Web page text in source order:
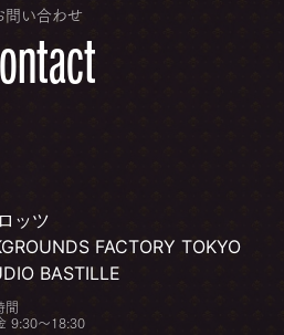
問い合わせ
ッツ
FACTORY TOKYO
BASTILLE
間
9:30〜18:30